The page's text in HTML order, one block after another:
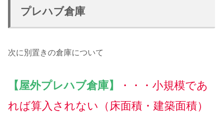
プレハブ倉庫
次に別置きの倉庫について
【屋外プレハブ倉庫】
・・・小規模であ
れば算入されない （床面積・建築面積）